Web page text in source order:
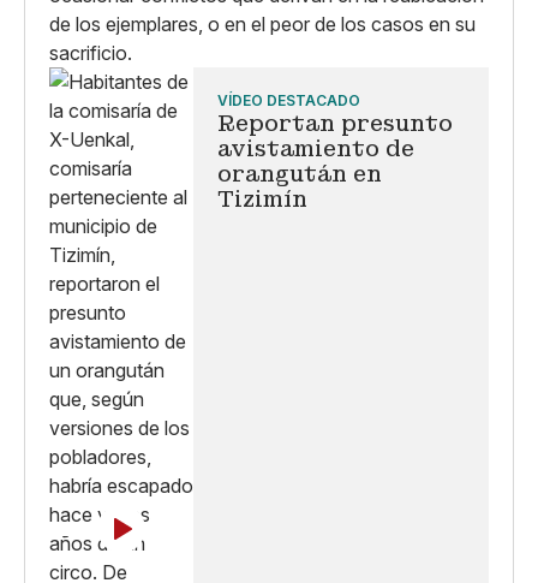
de los ejemplares, o en el peor de los casos en su
sacrificio.
VÍDEO DESTACADO
Reportan presunto
avistamiento de
orangután en
Tizimín